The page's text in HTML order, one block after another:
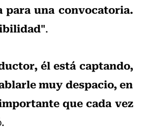
una convocatoria.
.
él está captando,
muy despacio, en
que cada vez